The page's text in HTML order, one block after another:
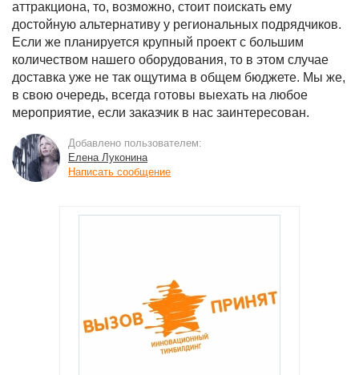
аттракциона, то, возможно, стоит поискать ему
достойную альтернативу у региональных подрядчиков.
Если же планируется крупный проект с большим
количеством нашего оборудования, то в этом случае
доставка уже не так ощутима в общем бюджете. Мы же,
в свою очередь, всегда готовы выехать на любое
мероприятие, если заказчик в нас заинтересован.
Добавлено пользователем:
Елена Луконина
Написать сообщение